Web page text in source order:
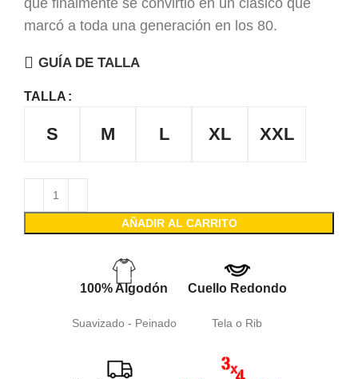
que finalmente se convirtió en un clásico que
marcó a toda una generación en los 80.
GUÍA DE TALLA
TALLA
S M L XL XXL
AÑADIR AL CARRITO
100% Algodón
Suavizado - Peinado
Cuello Redondo
Tela o Rib